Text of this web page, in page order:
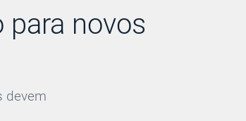
novos
devem